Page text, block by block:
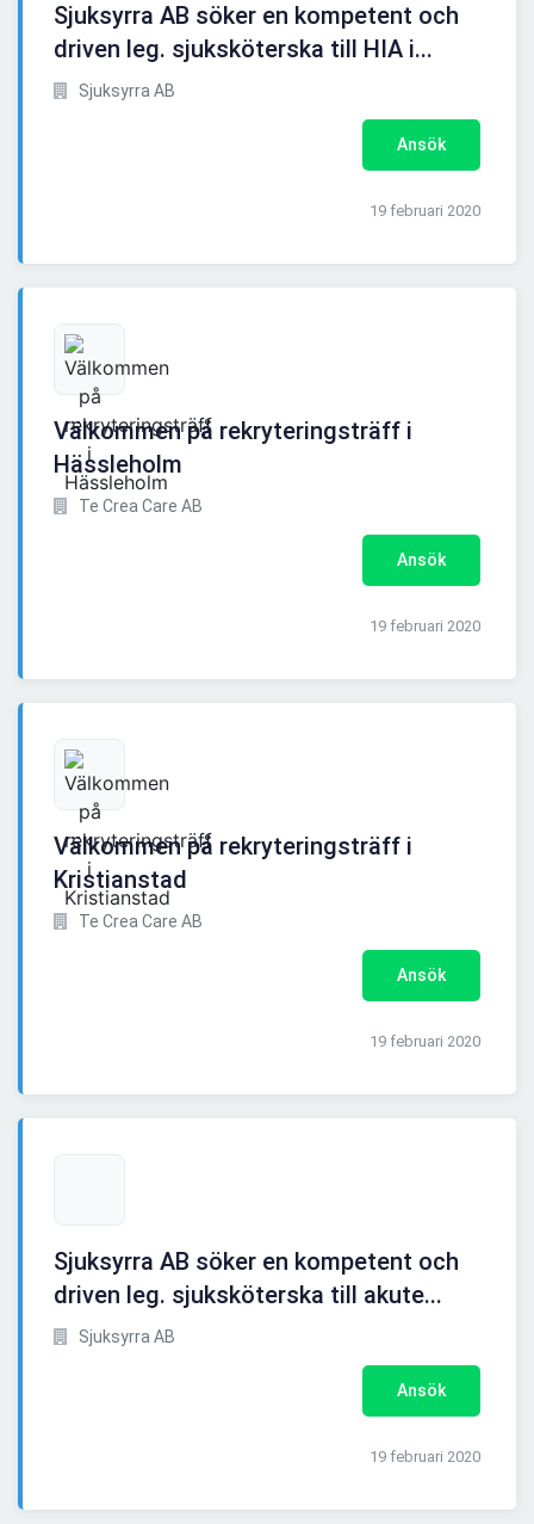
Sjuksyrra AB söker en kompetent och
driven leg. sjuksköterska till HIA i...
Sjuksyrra AB
Ansök
19 februari 2020
Välkommen på rekryteringsträff i
Hässleholm
Te Crea Care AB
Ansök
19 februari 2020
Välkommen på rekryteringsträff i
Kristianstad
Te Crea Care AB
Ansök
19 februari 2020
Sjuksyrra AB söker en kompetent och
driven leg. sjuksköterska till akute...
Sjuksyrra AB
Ansök
19 februari 2020